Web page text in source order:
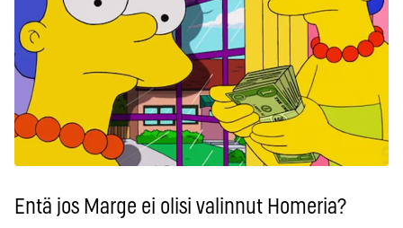
Entä jos Marge ei olisi valinnut Homeria?